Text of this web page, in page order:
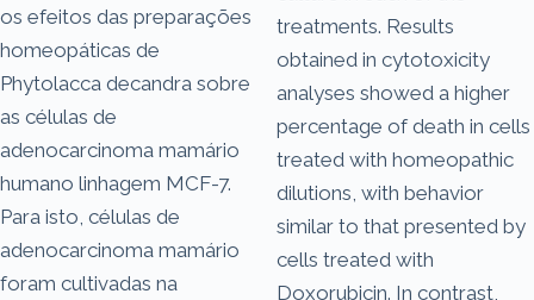
os efeitos das preparações
homeopáticas de
Phytolacca decandra sobre
as células de
adenocarcinoma mamário
humano linhagem MCF-7.
Para isto, células de
adenocarcinoma mamário
foram cultivadas na
treatments. Results
obtained in cytotoxicity
analyses showed a higher
percentage of death in cells
treated with homeopathic
dilutions, with behavior
similar to that presented by
cells treated with
Doxorubicin. In contrast,